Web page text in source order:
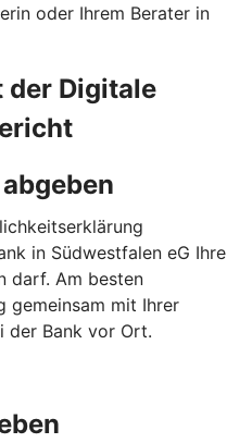
oder Ihrem Berater in
Digitale
in Südwestfalen eG Ihre
darf. Am besten
gemeinsam mit Ihrer
der Bank vor Ort.